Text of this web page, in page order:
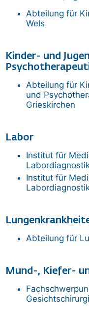
Abteilung für
Wels
Kinder- und
Abteilung für
und
Grieskirchen
Labor
Institut für
Institut für
Abteilung für
Mund-, Kiefer-